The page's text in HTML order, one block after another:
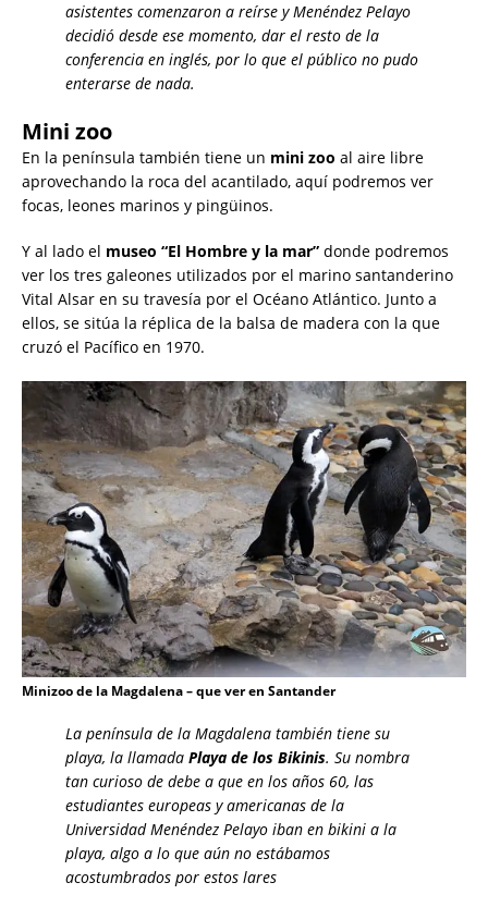
asistentes comenzaron a reírse y Menéndez Pelayo
decidió desde ese momento, dar el resto de la
conferencia en inglés, por lo que el público no pudo
enterarse de nada.
Mini zoo
En la península también tiene un mini zoo al aire libre
aprovechando la roca del acantilado, aquí podremos ver
focas, leones marinos y pingüinos.
Y al lado el museo “El Hombre y la mar” donde podremos
ver los tres galeones utilizados por el marino santanderino
Vital Alsar en su travesía por el Océano Atlántico. Junto a
ellos, se sitúa la réplica de la balsa de madera con la que
cruzó el Pacífico en 1970.
Minizoo de la Magdalena – que ver en Santander
La península de la Magdalena también tiene su
playa, la llamada Playa de los Bikinis. Su nombra
tan curioso de debe a que en los años 60, las
estudiantes europeas y americanas de la
Universidad Menéndez Pelayo iban en bikini a la
playa, algo a lo que aún no estábamos
acostumbrados por estos lares